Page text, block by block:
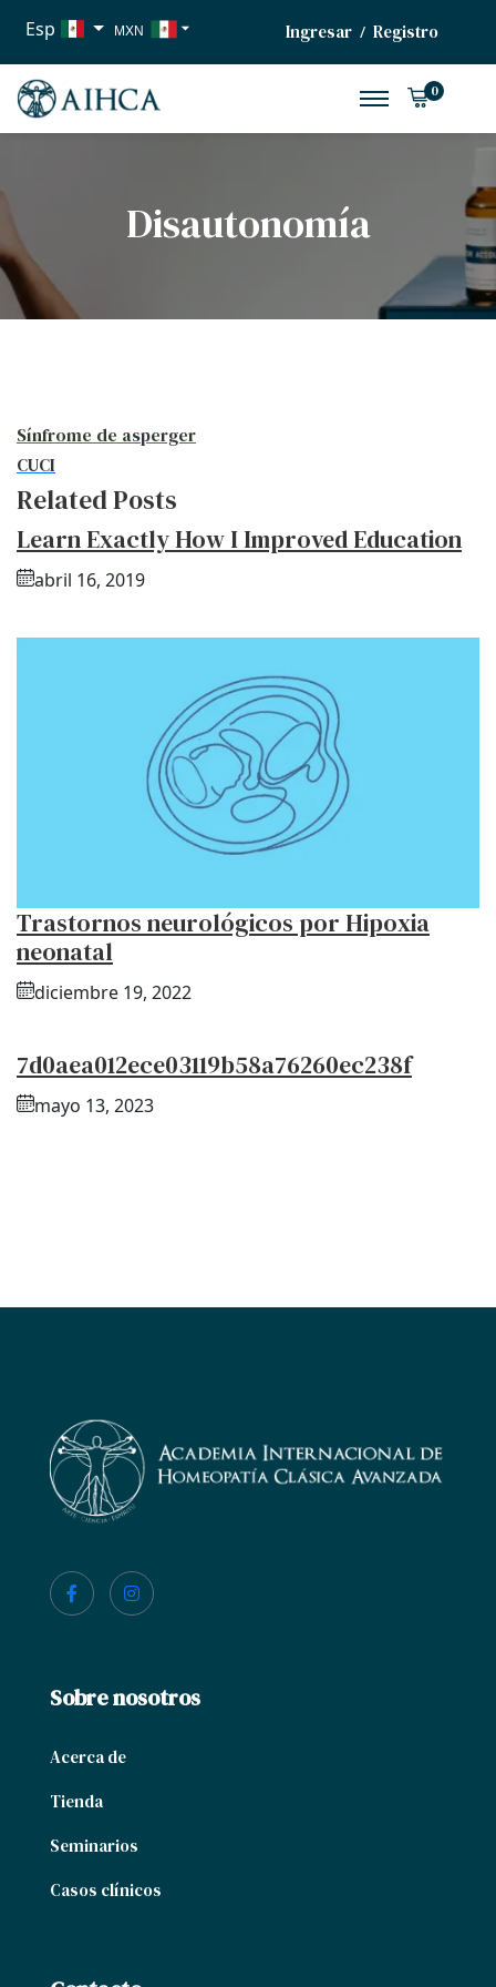
Esp MXN
EUR
Ingresar / Registro
0
Disautonomía
Sínfrome de asperger
CUCI
Related Posts
Learn Exactly How I Improved Education
abril 16, 2019
Trastornos neurológicos por Hipoxia
neonatal
diciembre 19, 2022
7d0aea012ece03119b58a76260ec238f
mayo 13, 2023
Sobre nosotros
Acerca de
Tienda
Seminarios
Casos clínicos